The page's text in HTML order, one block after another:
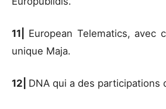
11|
European Telematics, avec
unique Maja.
12| DNA qui a des participations